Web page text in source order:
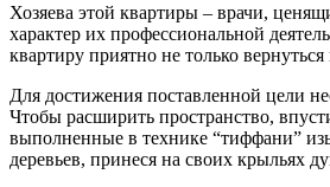
Хозяева этой квартиры – врачи,
характер их профессиональной
квартиру приятно не только
Для достижения поставленной цели
Чтобы расширить пространство,
выполненные в технике “тиффани”
деревьев, принеся на своих крыльях